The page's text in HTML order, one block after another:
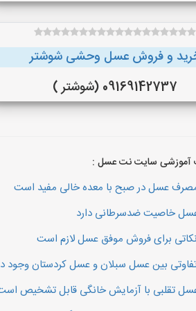
و فروش عسل وحشی شوشتر
09169142737 (شوشتر )
آموزشی سایت نت عسل :
عسل در صبح با معده خالی مفید است
خاصیت ضدسرطانی دارد
برای فروش موفق عسل لازم است
بین عسل سبلان و عسل کردستان وجود
تقلبی با آزمایش خانگی قابل تشخیص